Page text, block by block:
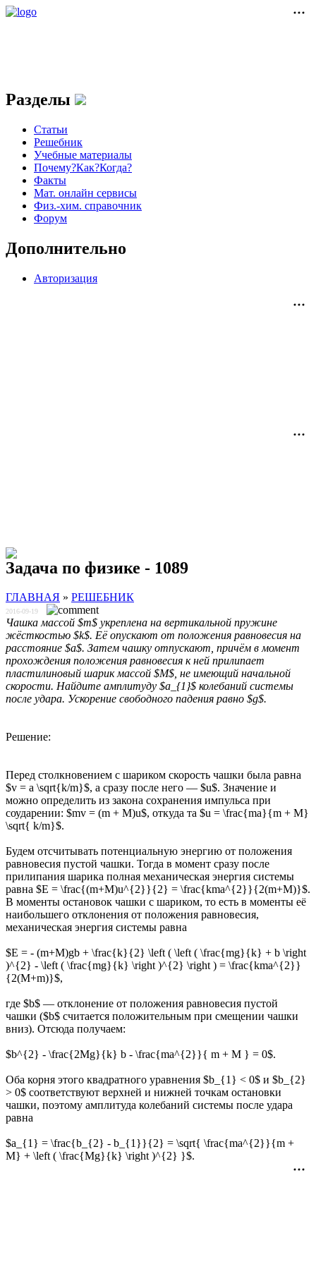
Разделы
Статьи
Решебник
Учебные материалы
Почему?Как?Когда?
Факты
Мат. онлайн сервисы
Физ.-хим. справочник
Форум
Дополнительно
Авторизация
Задача по физике - 1089
ГЛАВНАЯ » РЕШЕБНИК
2016-09-19
Чашка массой $m$ укреплена на вертикальной пружине
жёсткостью $k$. Её опускают от положения равновесия на
расстояние $a$. Затем чашку отпускают, причём в момент
прохождения положения равновесия к ней прилипает
пластилиновый шарик массой $M$, не имеющий начальной
скорости. Найдите амплитуду $a_{1}$ колебаний системы
после удара. Ускорение свободного падения равно $g$.
Решение:
Перед столкновением с шариком скорость чашки была равна
$v = a \sqrt{k/m}$, а сразу после него — $u$. Значение и
можно определить из закона сохранения импульса при
соударении: $mv = (m + M)u$, откуда та $u = \frac{ma}{m + M}
\sqrt{ k/m}$.
Будем отсчитывать потенциальную энергию от положения
равновесия пустой чашки. Тогда в момент сразу после
прилипания шарика полная механическая энергия системы
равна $E = \frac{(m+M)u^{2}}{2} = \frac{kma^{2}}{2(m+M)}$.
В моменты остановок чашки с шариком, то есть в моменты её
наибольшего отклонения от положения равновесия,
механическая энергия системы равна
$E = - (m+M)gb + \frac{k}{2} \left ( \left ( \frac{mg}{k} + b \right
)^{2} - \left ( \frac{mg}{k} \right )^{2} \right ) = \frac{kma^{2}}
{2(M+m)}$,
где $b$ — отклонение от положения равновесия пустой
чашки ($b$ считается положительным при смещении чашки
вниз). Отсюда получаем:
$b^{2} - \frac{2Mg}{k} b - \frac{ma^{2}}{ m + M } = 0$.
Оба корня этого квадратного уравнения $b_{1} < 0$ и $b_{2}
> 0$ соответствуют верхней и нижней точкам остановки
чашки, поэтому амплитуда колебаний системы после удара
равна
$a_{1} = \frac{b_{2} - b_{1}}{2} = \sqrt{ \frac{ma^{2}}{m +
M} + \left ( \frac{Mg}{k} \right )^{2} }$.